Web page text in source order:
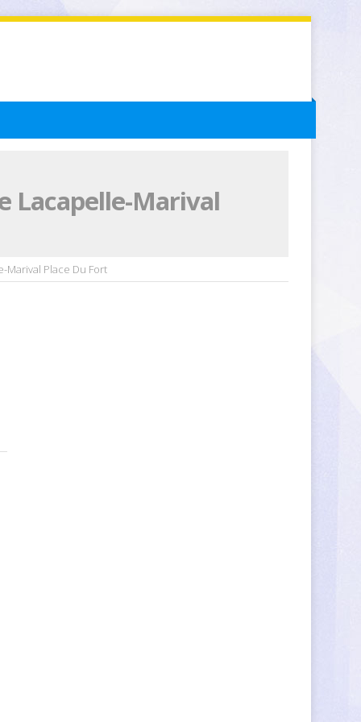
Lacapelle-Marival
Marival Place Du Fort